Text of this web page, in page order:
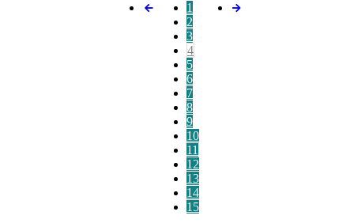
1
2
3
4
5
6
7
8
9
10
11
12
13
14
15